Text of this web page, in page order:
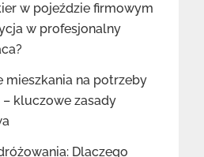
w pojeździe firmowym
w profesjonalny
mieszkania na potrzeby
kluczowe zasady
Dlaczego